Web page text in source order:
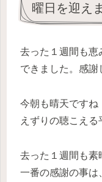
曜日を迎え
去った１週間も恵
できました。感謝
今朝も晴天です
えずりの聴こえる
去った１週間も素
一番の感謝の事は